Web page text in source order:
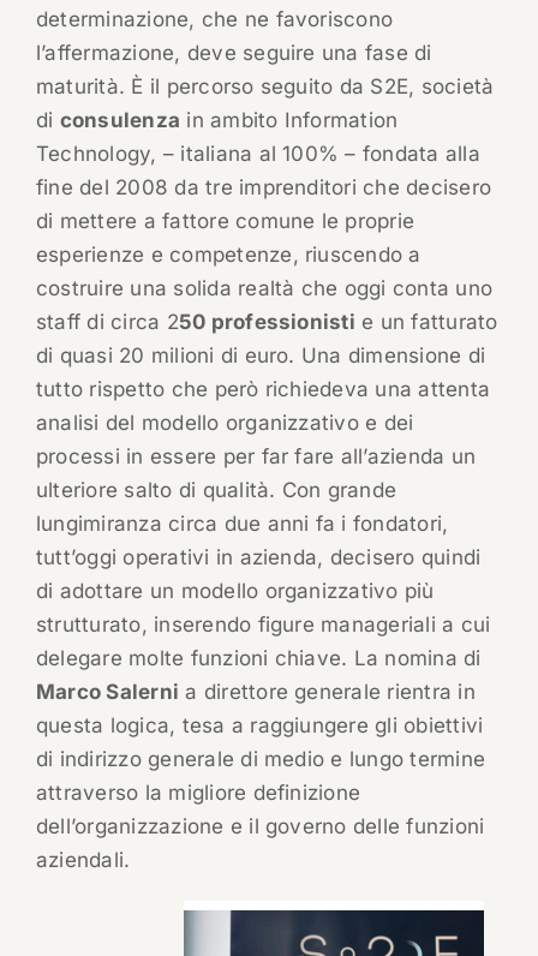
determinazione, che ne favoriscono
l’affermazione, deve seguire una fase di
maturità. È il percorso seguito da S2E, società
di consulenza in ambito Information
Technology, – italiana al 100% – fondata alla
fine del 2008 da tre imprenditori che decisero
di mettere a fattore comune le proprie
esperienze e competenze, riuscendo a
costruire una solida realtà che oggi conta uno
staff di circa 250 professionisti e un fatturato
di quasi 20 milioni di euro. Una dimensione di
tutto rispetto che però richiedeva una attenta
analisi del modello organizzativo e dei
processi in essere per far fare all’azienda un
ulteriore salto di qualità. Con grande
lungimiranza circa due anni fa i fondatori,
tutt’oggi operativi in azienda, decisero quindi
di adottare un modello organizzativo più
strutturato, inserendo figure manageriali a cui
delegare molte funzioni chiave. La nomina di
Marco Salerni a direttore generale rientra in
questa logica, tesa a raggiungere gli obiettivi
di indirizzo generale di medio e lungo termine
attraverso la migliore definizione
dell’organizzazione e il governo delle funzioni
aziendali.